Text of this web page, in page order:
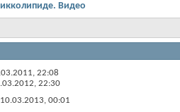
Видео
22:08
22:30
10.03.2013, 00:01